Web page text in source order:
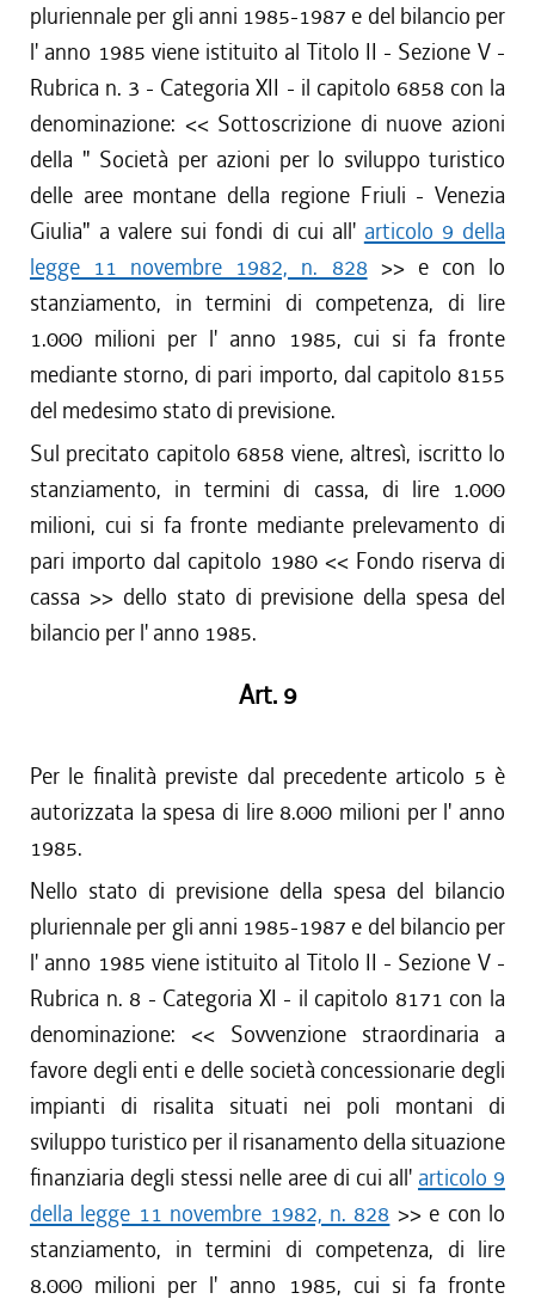
pluriennale per gli anni 1985-1987 e del bilancio per
l' anno 1985 viene istituito al Titolo II - Sezione V -
Rubrica n. 3 - Categoria XII - il capitolo 6858 con la
denominazione: << Sottoscrizione di nuove azioni
della " Società per azioni per lo sviluppo turistico
delle aree montane della regione Friuli - Venezia
Giulia" a valere sui fondi di cui all' articolo 9 della
legge 11 novembre 1982, n. 828 >> e con lo
stanziamento, in termini di competenza, di lire
1.000 milioni per l' anno 1985, cui si fa fronte
mediante storno, di pari importo, dal capitolo 8155
del medesimo stato di previsione.
Sul precitato capitolo 6858 viene, altresì, iscritto lo
stanziamento, in termini di cassa, di lire 1.000
milioni, cui si fa fronte mediante prelevamento di
pari importo dal capitolo 1980 << Fondo riserva di
cassa >> dello stato di previsione della spesa del
bilancio per l' anno 1985.
Art. 9
Per le finalità previste dal precedente articolo 5 è
autorizzata la spesa di lire 8.000 milioni per l' anno
1985.
Nello stato di previsione della spesa del bilancio
pluriennale per gli anni 1985-1987 e del bilancio per
l' anno 1985 viene istituito al Titolo II - Sezione V -
Rubrica n. 8 - Categoria XI - il capitolo 8171 con la
denominazione: << Sovvenzione straordinaria a
favore degli enti e delle società concessionarie degli
impianti di risalita situati nei poli montani di
sviluppo turistico per il risanamento della situazione
finanziaria degli stessi nelle aree di cui all' articolo 9
della legge 11 novembre 1982, n. 828 >> e con lo
stanziamento, in termini di competenza, di lire
8.000 milioni per l' anno 1985, cui si fa fronte